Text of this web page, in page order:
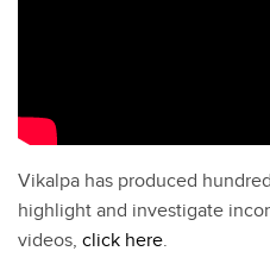
Vikalpa has produced
highlight and investigate
videos, click here.